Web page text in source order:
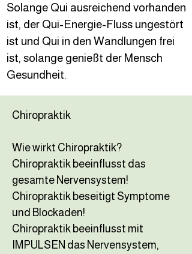
Solange Qui ausreichend vorhanden
ist, der Qui-Energie-Fluss ungestört
ist und Qui in den Wandlungen frei
ist, solange genießt der Mensch
Gesundheit.
Chiropraktik
Wie wirkt Chiropraktik?
Chiropraktik beeinflusst das
gesamte Nervensystem!
Chiropraktik beseitigt Symptome
und Blockaden!
Chiropraktik beeinflusst mit
IMPULSEN das Nervensystem,